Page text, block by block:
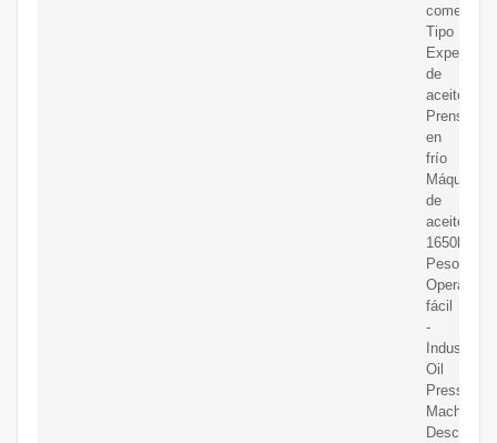
comercial
Tipo
Expeller
de
aceite
Prensa
en
frío
Máquina
de
aceite
1650kg
Peso
Operación
fácil
-
Industrial
Oil
Press
Machine.